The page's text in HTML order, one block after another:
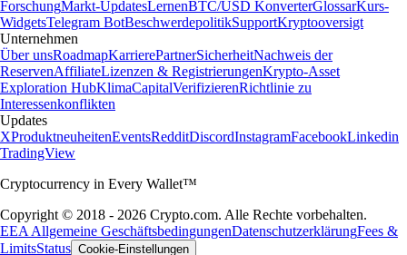
ForschungMarkt-UpdatesLernenBTC/USD KonverterGlossarKurs-
WidgetsTelegram BotBeschwerdepolitikSupportKryptooversigt
Unternehmen
Über unsRoadmapKarrierePartnerSicherheitNachweis der
ReservenAffiliateLizenzen & RegistrierungenKrypto-Asset
Exploration HubKlimaCapitalVerifizierenRichtlinie zu
Interessenkonflikten
Updates
XProduktneuheitenEventsRedditDiscordInstagramFacebookLinkedin
TradingView
Cryptocurrency in Every Wallet™
Copyright © 2018 - 2026 Crypto.com. Alle Rechte vorbehalten.
EEA Allgemeine GeschäftsbedingungenDatenschutzerklärungFees &
LimitsStatus Cookie-Einstellungen